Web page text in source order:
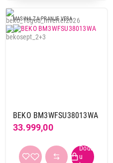
MASINA ZA PRANJE VESA
BEKO BM3WFSU38013WA
33.999,00